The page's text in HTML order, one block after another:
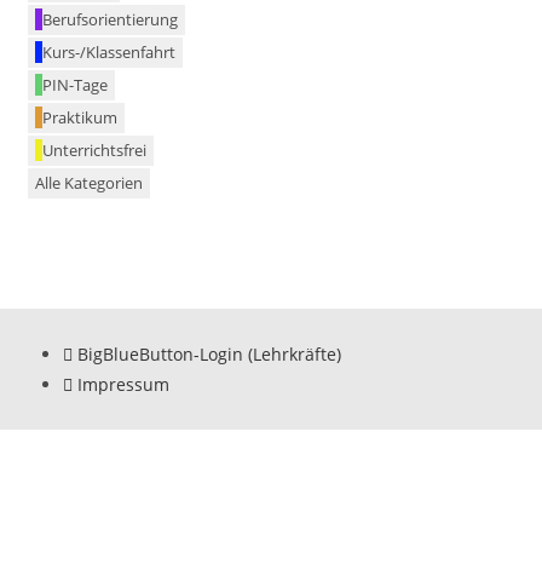
Berufsorientierung
Kurs-/Klassenfahrt
PIN-Tage
Praktikum
Unterrichtsfrei
Alle Kategorien
BigBlueButton-Login (Lehrkräfte)
Impressum